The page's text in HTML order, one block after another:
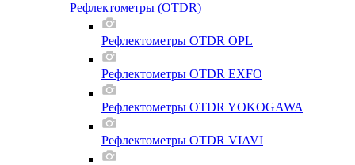
Рефлектометры (OTDR)
Рефлектометры OTDR OPL
Рефлектометры OTDR EXFO
Рефлектометры OTDR YOKOGAWA
Рефлектометры OTDR VIAVI